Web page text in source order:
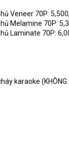
Veneer 70P:
Melamine 70P:
Laminate 70P:
karaoke (KHÔNG